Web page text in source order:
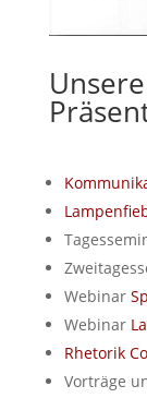
Unsere
Webinar
Webinar
Rhetorik
Vorträge